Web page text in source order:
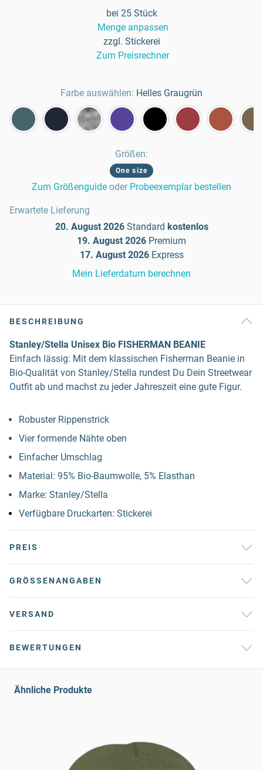
bei 25 Stück
Menge anpassen
zzgl. Stickerei
Zum Preisrechner
Farbe auswählen: Helles Graugrün
Größen:
One size
Zum Größenguide oder Probeexemplar bestellen
Erwartete Lieferung
20. August 2026 Standard kostenlos
19. August 2026 Premium
17. August 2026 Express
Mein Lieferdatum berechnen
BESCHREIBUNG
Stanley/Stella Unisex Bio FISHERMAN BEANIE
Einfach lässig: Mit dem klassischen Fisherman Beanie in
Bio-Qualität von Stanley/Stella rundest Du Dein Streetwear
Outfit ab und machst zu jeder Jahreszeit eine gute Figur.
Robuster Rippenstrick
Vier formende Nähte oben
Einfacher Umschlag
Material: 95% Bio-Baumwolle, 5% Elasthan
Marke: Stanley/Stella
Verfügbare Druckarten: Stickerei
PREIS
GRÖSSENANGABEN
VERSAND
BEWERTUNGEN
Ähnliche Produkte